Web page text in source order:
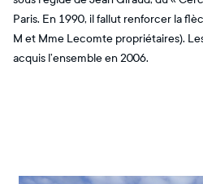
Paris. En 1990, il fallut renforcer la
M et Mme Lecomte propriétaires).
acquis l’ensemble en 2006.